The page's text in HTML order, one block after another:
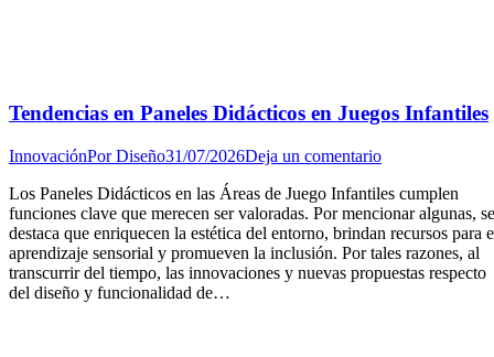
Tendencias en Paneles Didácticos en Juegos Infantiles
InnovaciónPorDiseño31/07/2026Deja un comentario
Los Paneles Didácticos en las Áreas de Juego Infantiles cumplen
funciones clave que merecen ser valoradas. Por mencionar algunas, se
destaca que enriquecen la estética del entorno, brindan recursos para
aprendizaje sensorial y promueven la inclusión. Por tales razones, al
transcurrir del tiempo, las innovaciones y nuevas propuestas respecto
del diseño y funcionalidad de…